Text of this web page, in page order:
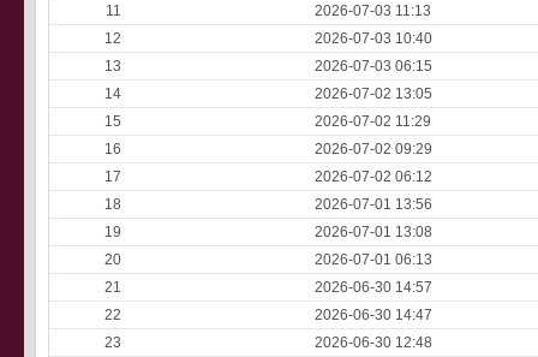
11
2026-07-03 11:13
12
2026-07-03 10:40
13
2026-07-03 06:15
14
2026-07-02 13:05
15
2026-07-02 11:29
16
2026-07-02 09:29
17
2026-07-02 06:12
18
2026-07-01 13:56
19
2026-07-01 13:08
20
2026-07-01 06:13
21
2026-06-30 14:57
22
2026-06-30 14:47
23
2026-06-30 12:48